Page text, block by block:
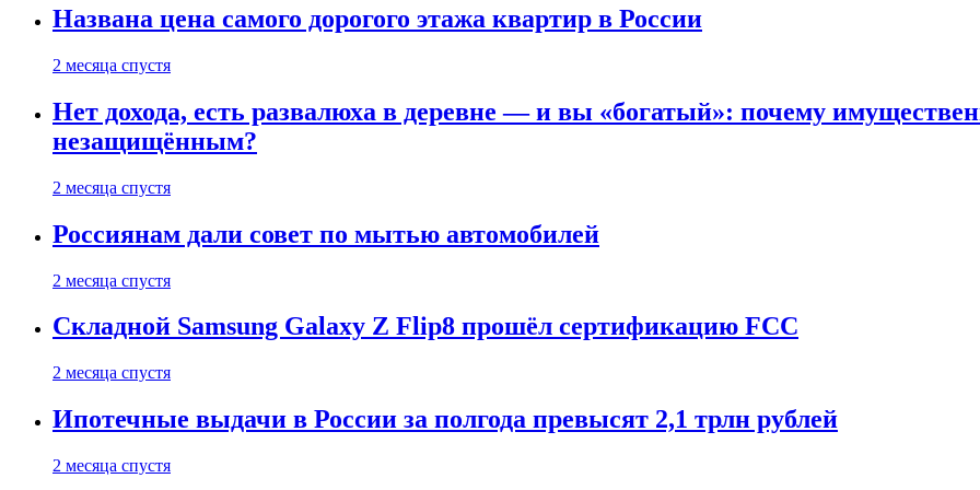
Названа цена самого дорогого этажа квартир в России
2 месяца спустя
Нет дохода, есть развалюха в деревне — и вы «богатый»: почему
незащищённым?
2 месяца спустя
Россиянам дали совет по мытью автомобилей
2 месяца спустя
Складной Samsung Galaxy Z Flip8 прошёл сертификацию FCC
2 месяца спустя
Ипотечные выдачи в России за полгода превысят 2,1 трлн рублей
2 месяца спустя